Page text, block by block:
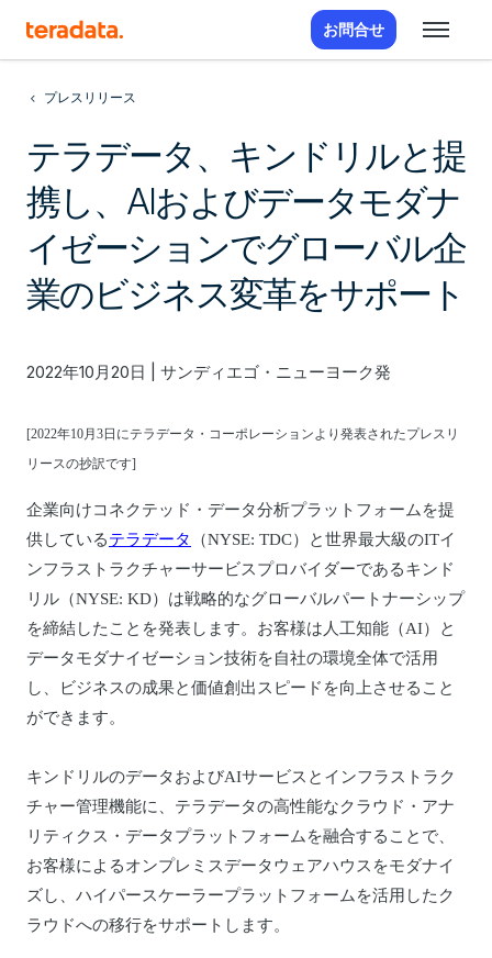
お問合せ
プレスリリース
テラデータ、キンドリルと提
携し、AIおよびデータモダナ
イゼーションでグローバル企
業のビジネス変革をサポート
2022年10月20日 | サンディエゴ・ニューヨーク発
[2022年10月3日にテラデータ・コーポレーションより発表されたプレスリ
リースの抄訳です]
企業向けコネクテッド・データ分析プラットフォームを提
供しているテラデータ
（NYSE: TDC）と世界最大級のITイ
ンフラストラクチャーサービスプロバイダーであるキンド
リル（NYSE: KD）は戦略的なグローバルパートナーシップ
を締結したことを発表します。お客様は人工知能（AI）と
データモダナイゼーション技術を自社の環境全体で活用
し、ビジネスの成果と価値創出スピードを向上させること
ができます。
キンドリルのデータおよびAIサービスとインフラストラク
チャー管理機能に、テラデータの高性能なクラウド・アナ
リティクス・データプラットフォームを融合することで、
お客様によるオンプレミスデータウェアハウスをモダナイ
ズし、ハイパースケーラープラットフォームを活用したク
ラウドへの移行をサポートします。